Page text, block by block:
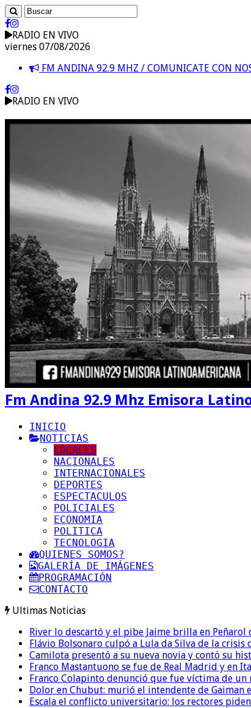
RADIO EN VIVO
viernes 07/08/2026
FM ANDINA 92.9 MHZ / COMUNICATE CON
RADIO EN VIVO
Fm Andina 92.9 Mhz Emisora
INICIO
NOTICIAS
LOCALES
NACIONALES
INTERNACIONALES
DEPORTES
ESPECTACULOS
POLICIALES
ECONOMIA
POLITICA
TECNOLOGIA
QUIENES SOMOS?
GALERÍA DE IMÁGENES
PROGRAMACIÓN
CONTACTO
Ultimas Noticias
River lo descartó y el pibe Jaime brilla en Peñarol
Flávio Bolsonaro culpó a Lula da Silva de la
Camilota presentó a su nueva novia y contó su
Franco Mastantuono se fue de Real Madrid y en
Franco Colapinto denunció que fue víctima de
Dolor en Chubut: murió el intendente de Gaiman
Escala el conflicto universitario: los rectores